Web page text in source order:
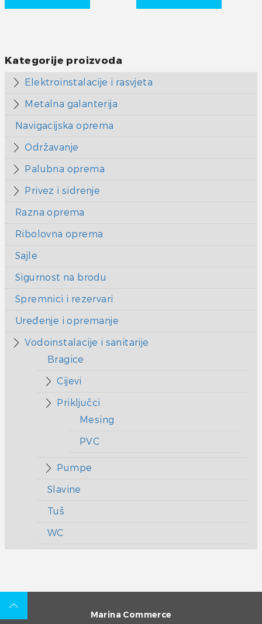
Kategorije proizvoda
Elektroinstalacije i rasvjeta
Metalna galanterija
Navigacijska oprema
Održavanje
Palubna oprema
Privez i sidrenje
Razna oprema
Ribolovna oprema
Sajle
Sigurnost na brodu
Spremnici i rezervari
Uređenje i opremanje
Vodoinstalacije i sanitarije
Bragice
Cijevi
Priključci
Mesing
PVC
Pumpe
Slavine
Tuš
WC
Marina Commerce